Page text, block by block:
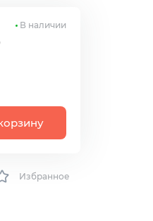
В наличии
Избранное